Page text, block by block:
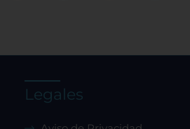
Legales